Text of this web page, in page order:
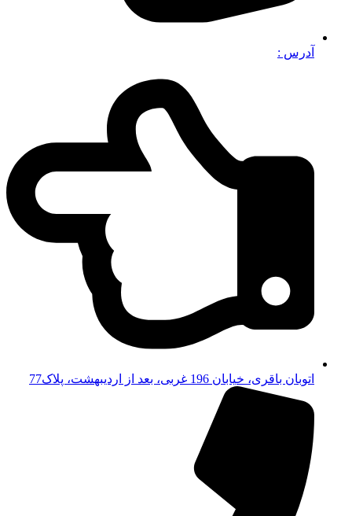
آدرس :
اتوبان باقری، خیابان 196 غربی، بعد از اردیبهشت، پلاک77